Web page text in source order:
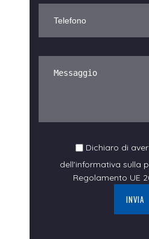
Dichiaro di
dell'informativa sulla
Regolamento UE